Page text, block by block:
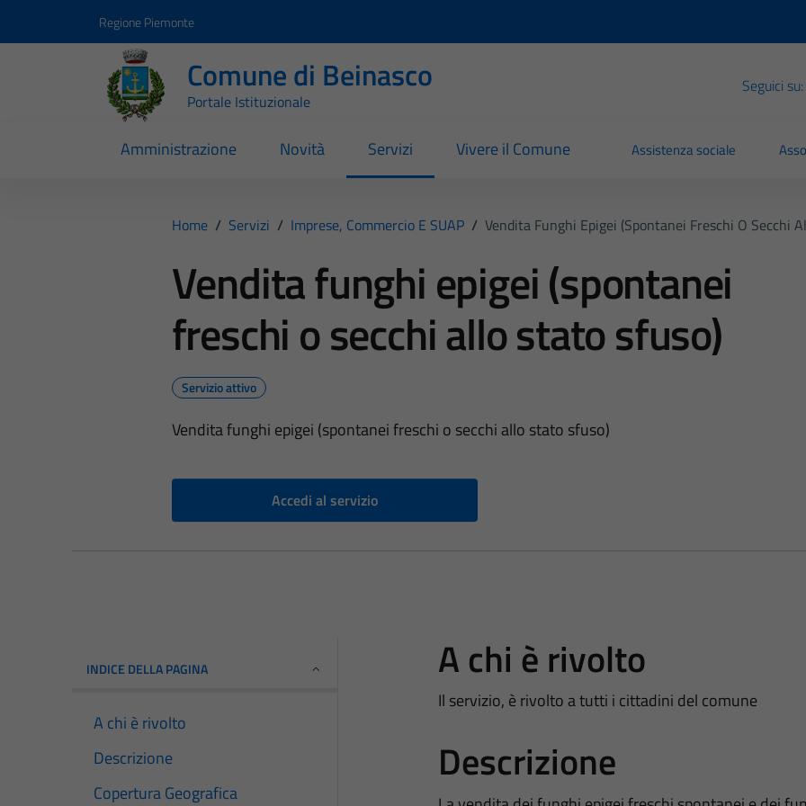
Regione Piemonte
Comune di Beinasco
Portale Istituzionale
Seguici su:
Amministrazione Novità Servizi Vivere il Comune Assistenza sociale
Home / Servizi / Imprese, Commercio E SUAP / Vendita Funghi Epigei (spontanei Freschi O Secchi
Vendita funghi epigei (spontanei
freschi o secchi allo stato sfuso)
Servizio attivo
Vendita funghi epigei (spontanei freschi o secchi allo stato sfuso)
Accedi al servizio
INDICE DELLA PAGINA
A chi è rivolto
Descrizione
Copertura Geografica
A chi è rivolto
Il servizio, è rivolto a tutti i cittadini del comune
Descrizione